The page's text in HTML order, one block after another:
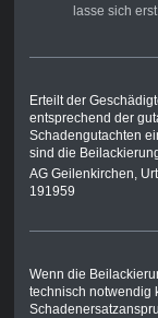
lasse sich
Erteilt der
entsprechend der
Schadengutachten
sind die
AG Geilenkirchen,
191959
Wenn die
technisch notwendig